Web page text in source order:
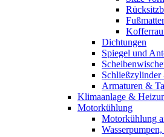
Dichtungen
Spiegel und
Schließzylinder
Armaturen &
Klimaanlage &
Motorkühlung
Motorkühlung